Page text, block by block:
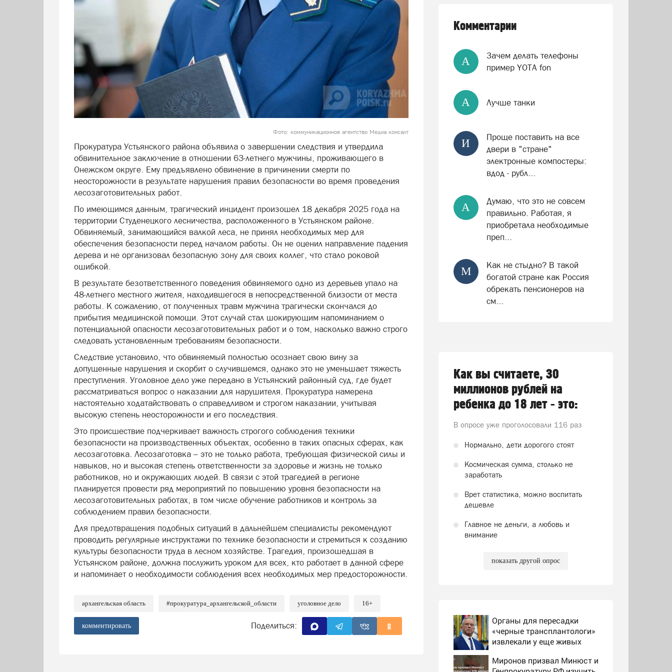
Фото: коммуникационное агентство Медиа консалт
Прокуратура Устьянского района объявила о завершении следствия и утвердила
обвинительное заключение в отношении 63-летнего мужчины, проживающего в
Онежском округе. Ему предъявлено обвинение в причинении смерти по
неосторожности в результате нарушения правил безопасности во время проведения
лесозаготовительных работ.
По имеющимся данным, трагический инцидент произошел 18 декабря 2025 года на
территории Студенецкого лесничества, расположенного в Устьянском районе.
Обвиняемый, занимающийся валкой леса, не принял необходимых мер для
обеспечения безопасности перед началом работы. Он не оценил направление падения
дерева и не организовал безопасную зону для своих коллег, что стало роковой
ошибкой.
В результате безответственного поведения обвиняемого одно из деревьев упало на
48-летнего местного жителя, находившегося в непосредственной близости от места
работы. К сожалению, от полученных травм мужчина трагически скончался до
прибытия медицинской помощи. Этот случай стал шокирующим напоминанием о
потенциальной опасности лесозаготовительных работ и о том, насколько важно строго
следовать установленным требованиям безопасности.
Следствие установило, что обвиняемый полностью осознает свою вину за
допущенные нарушения и скорбит о случившемся, однако это не уменьшает тяжесть
преступления. Уголовное дело уже передано в Устьянский районный суд, где будет
рассматриваться вопрос о наказании для нарушителя. Прокуратура намерена
настоятельно ходатайствовать о справедливом и строгом наказании, учитывая
высокую степень неосторожности и его последствия.
Это происшествие подчеркивает важность строгого соблюдения техники
безопасности на производственных объектах, особенно в таких опасных сферах, как
лесозаготовка. Лесозаготовка – это не только работа, требующая физической силы и
навыков, но и высокая степень ответственности за здоровье и жизнь не только
работников, но и окружающих людей. В связи с этой трагедией в регионе
планируется провести ряд мероприятий по повышению уровня безопасности на
лесозаготовительных работах, в том числе обучение работников и контроль за
соблюдением правил безопасности.
Для предотвращения подобных ситуаций в дальнейшем специалисты рекомендуют
проводить регулярные инструктажи по технике безопасности и стремиться к созданию
культуры безопасности труда в лесном хозяйстве. Трагедия, произошедшая в
Устьянском районе, должна послужить уроком для всех, кто работает в данной сфере
и напоминает о необходимости соблюдения всех необходимых мер предосторожности.
архангельская область #прокуратура_архангельской_области уголовное дело 16+
комментировать Поделиться:
Комментарии
А
Зачем делать телефоны
пример YOTA fon
А Лучше танки
И
Проще поставить на все
двери в "стране"
электронные компостеры:
вдод - рубл...
А
Думаю, что это не совсем
правильно. Работая, я
приобретала необходимые
преп...
М
Как не стыдно? В такой
богатой стране как Россия
обрекать пенсионеров на
см...
Как вы считаете, 30
миллионов рублей на
ребенка до 18 лет - это:
В опросе уже проголосовали 116 раз
Нормально, дети дорогого стоят
Космическая сумма, столько не
заработать
Врет статистика, можно воспитать
дешевле
Главное не деньги, а любовь и
внимание
показать другой опрос
Органы для пересадки
«черные трансплантологи»
извлекали у еще живых
Миронов призвал Минюст и